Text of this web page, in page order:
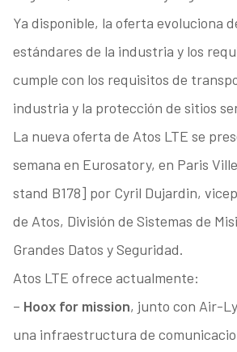
Ya disponible, la oferta evoluciona
estándares de la industria y los
cumple con los requisitos de
industria y la protección de sitios
La nueva oferta de Atos LTE se
semana en Eurosatory, en Paris
stand B178] por Cyril Dujardin,
de Atos, División de Sistemas de
Grandes Datos y Seguridad.
Atos LTE ofrece actualmente:
– Hoox for mission, junto con Air-
una infraestructura de